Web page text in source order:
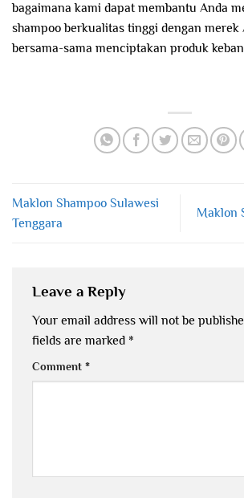
bagaimana kami dapat membantu Anda
shampoo berkualitas tinggi dengan
bersama-sama menciptakan produk
Maklon Shampoo Sulawesi
Tenggara
Maklon
Leave a Reply
Your email address will not be
fields are marked *
Comment *